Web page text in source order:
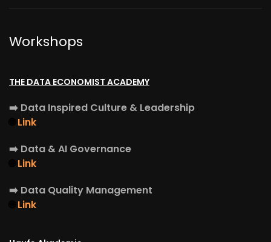
Workshops
THE DATA ECONOMIST ACADEMY
➡️ Data Inspired Culture & Leadership
Link
➡️ Data & AI Governance
Link
➡️ Data Quality Management
Link